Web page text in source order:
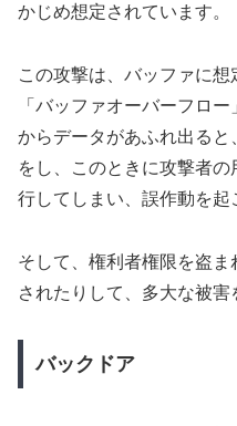
かじめ想定されています。
この攻撃は、バッファに想
「バッファオーバーフロ
からデータがあふれ出ると
をし、このときに攻撃者
行してしまい、誤作動を起
そして、権利者権限を盗
されたりして、多大な被害
バックドア